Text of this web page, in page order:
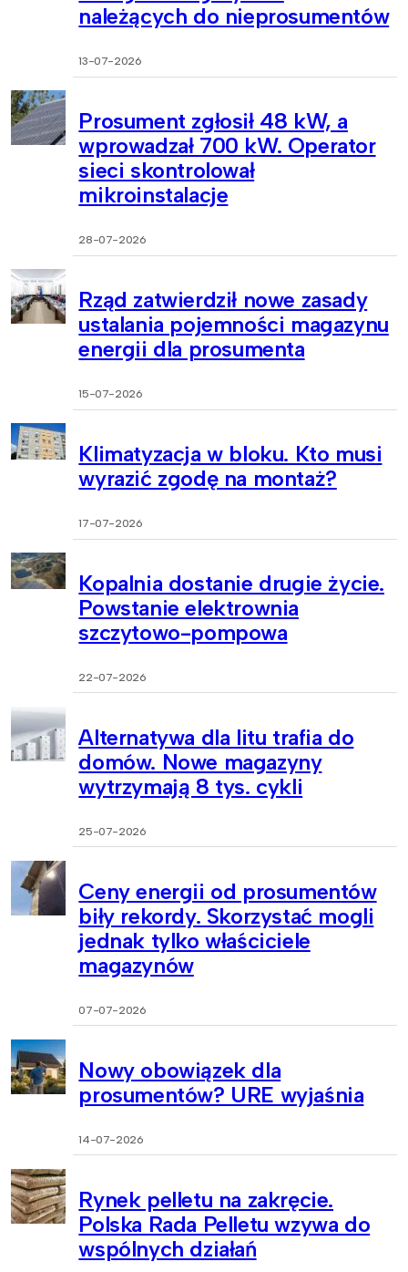
należących do nieprosumentów
13-07-2026
Prosument zgłosił 48 kW, a
wprowadzał 700 kW. Operator
sieci skontrolował
mikroinstalacje
28-07-2026
Rząd zatwierdził nowe zasady
ustalania pojemności magazynu
energii dla prosumenta
15-07-2026
Klimatyzacja w bloku. Kto musi
wyrazić zgodę na montaż?
17-07-2026
Kopalnia dostanie drugie życie.
Powstanie elektrownia
szczytowo-pompowa
22-07-2026
Alternatywa dla litu trafia do
domów. Nowe magazyny
wytrzymają 8 tys. cykli
25-07-2026
Ceny energii od prosumentów
biły rekordy. Skorzystać mogli
jednak tylko właściciele
magazynów
07-07-2026
Nowy obowiązek dla
prosumentów? URE wyjaśnia
14-07-2026
Rynek pelletu na zakręcie.
Polska Rada Pelletu wzywa do
wspólnych działań